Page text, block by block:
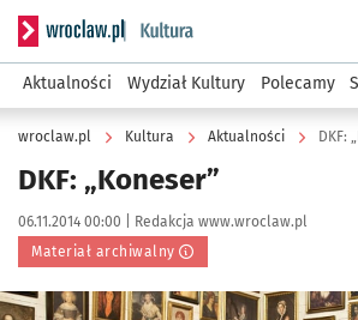
Serwis informacyjny wroclaw.pl
Aktualności Wydział Kultury Polecamy
wroclaw.pl Kultura Aktualności DKF:
DKF: „Koneser”
Data publikacji:
06.11.2014 00:00 | Autor:
Redakcja www.wroclaw.pl
Materiał archiwalny
Kliknij, aby powiększyć